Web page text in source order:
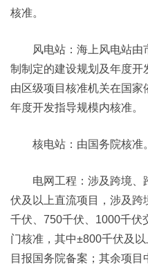
核准。
风电站：海上风电站由
制制定的建设规划及年度
由区级项目核准机关在国家
年度开发指导规模内核准。
核电站：由国务院核准。
电网工程：涉及跨境、
伏及以上直流项目，涉及
千伏、750千伏、1000千伏
门核准，其中±800千伏及
目报国务院备案；其余项